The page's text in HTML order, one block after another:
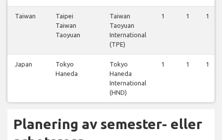
Taiwan
Taipei
Taiwan
Taoyuan
Taiwan
Taoyuan
International
(TPE)
1 1 1
Japan
Tokyo
Haneda
Tokyo
Haneda
International
(HND)
1 1 1
Planering av semester- eller